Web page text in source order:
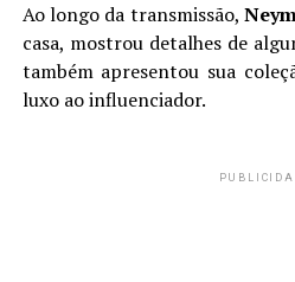
Ao longo da transmissão,
casa, mostrou detalhes de
também apresentou sua
luxo ao influenciador.